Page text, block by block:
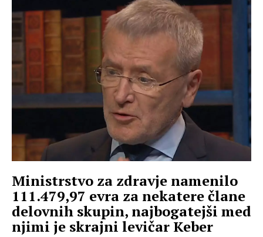
Ministrstvo za zdravje namenilo
111.479,97 evra za nekatere člane
delovnih skupin, najbogatejši med
njimi je skrajni levičar Keber